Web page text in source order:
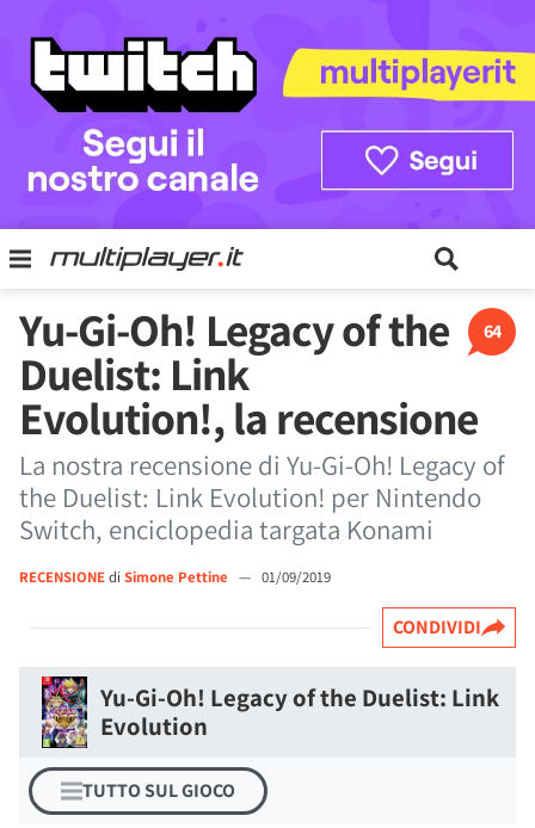
64
Yu-Gi-Oh! Legacy of the
Duelist: Link
Evolution!, la recensione
La nostra recensione di Yu-Gi-Oh! Legacy of
the Duelist: Link Evolution! per Nintendo
Switch, enciclopedia targata Konami
RECENSIONEdi Simone Pettine — 01/09/2019
CONDIVIDI
Yu-Gi-Oh! Legacy of the Duelist: Link
Evolution
TUTTO SUL GIOCO